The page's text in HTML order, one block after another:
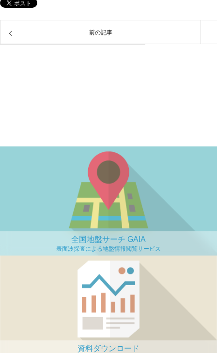
前の記事
全国地盤サーチ GAIA
資料ダウンロード